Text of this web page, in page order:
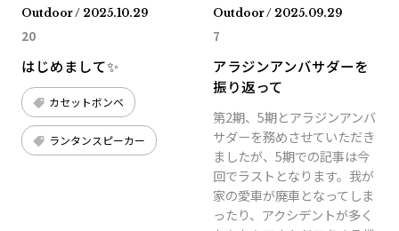
Outdoor / 2025.10.29
20
はじめまして✨
カセットボンベ
ランタンスピーカー
Outdoor / 2025.09.29
7
アラジンアンバサダーを
振り返って
第2期、5期とアラジンアンバ
サダーを務めさせていただき
ましたが、5期での記事は今
回でラストとなります。我が
家の愛車が廃車となってしま
ったり、アクシデントが多く